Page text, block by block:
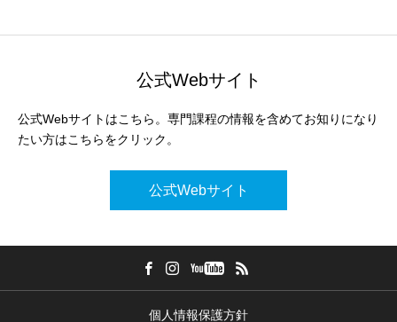
公式Webサイト
公式Webサイトはこちら。専門課程の情報を含めてお知りになり
たい方はこちらをクリック。
公式Webサイト
個人情報保護方針